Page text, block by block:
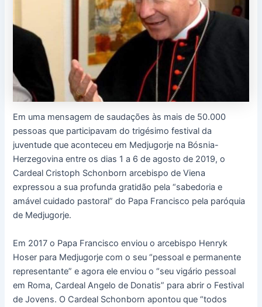
Em uma mensagem de saudações às mais de 50.000
pessoas que participavam do trigésimo festival da
juventude que aconteceu em Medjugorje na Bósnia-
Herzegovina entre os dias 1 a 6 de agosto de 2019, o
Cardeal Cristoph Schonborn arcebispo de Viena
expressou a sua profunda gratidão pela “sabedoria e
amável cuidado pastoral” do Papa Francisco pela paróquia
de Medjugorje.
Em 2017 o Papa Francisco enviou o arcebispo Henryk
Hoser para Medjugorje com o seu “pessoal e permanente
representante” e agora ele enviou o “seu vigário pessoal
em Roma, Cardeal Angelo de Donatis” para abrir o Festival
de Jovens. O Cardeal Schonborn apontou que “todos